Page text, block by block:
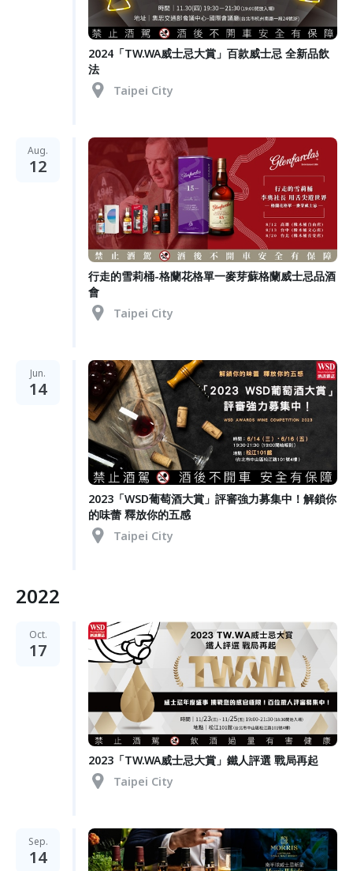
2024「TW.WA威士忌大賞」百款威士忌 全新品飲
法
Taipei City
Aug.
12
行走的雪莉桶-格蘭花格單一麥芽蘇格蘭威士忌品酒
會
Taipei City
Jun.
14
2023「WSD葡萄酒大賞」評審強力募集中！解鎖你
的味蕾 釋放你的五感
Taipei City
2022
Oct.
17
2023「TW.WA威士忌大賞」鐵人評選 戰局再起
Taipei City
Sep.
14